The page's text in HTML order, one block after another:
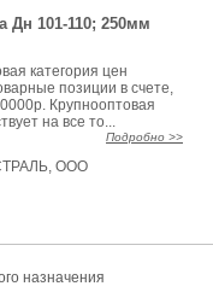
Дн 101-110; 250мм
категория цен
позиции в счете,
Крупнооптовая
на все то...
Подробно >>
ООО
назначения